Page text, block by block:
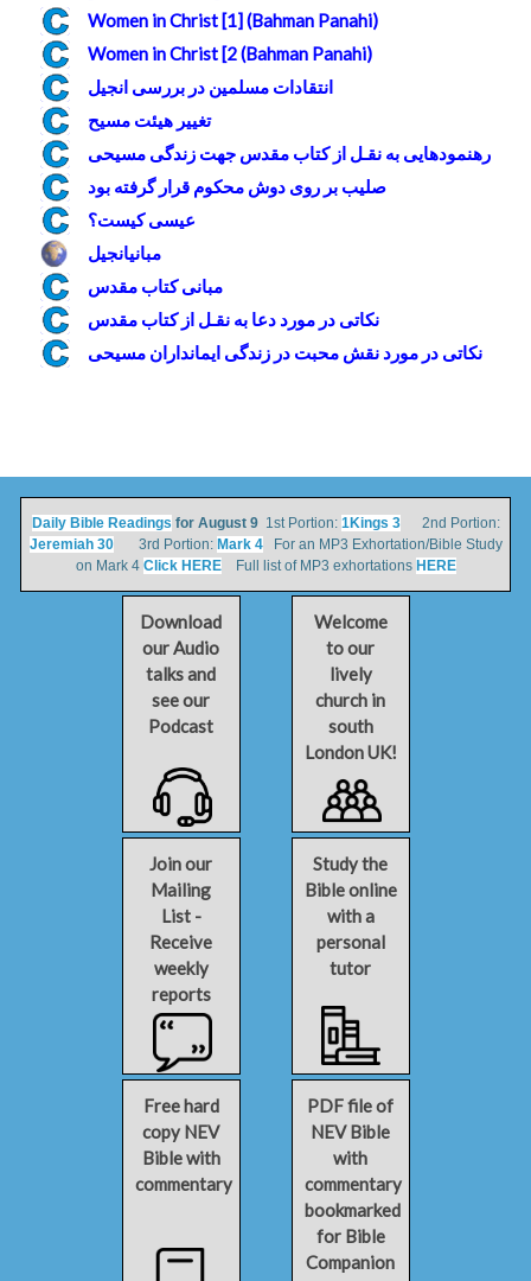
Women in Christ [1] (Bahman Panahi)
Women in Christ [2 (Bahman Panahi)
انتقادات مسلمين در بررسی انجيل
تغییر هیئت مسیح
رهنمودهايی به نقـل از کتاب مقدس جهت زندگی مسيحی
صليب بر روی دوش محکوم قرار گرفته بود
عیسی کیست؟
مبانيانجيل
مبانی کتاب مقدس
نکاتی در مورد دعا به نقـل از کتاب مقدس
نکاتی در مورد نقش محبت در زندگی ايمانداران مسيحی
Daily Bible Readings for August 91st Portion: 1Kings 32nd Portion:
Jeremiah 303rd Portion: Mark 4For an MP3 Exhortation/Bible Study
on Mark 4 Click HEREFull list of MP3 exhortations HERE
Download
our Audio
talks and
see our
Podcast
Welcome
to our
lively
church in
south
London UK!
Join our
Mailing
List -
Receive
weekly
reports
Study the
Bible online
with a
personal
tutor
Free hard
copy NEV
Bible with
commentary
PDF file of
NEV Bible
with
commentary
bookmarked
for Bible
Companion